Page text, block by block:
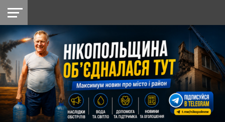
НІКОПОЛЬ
РАЙОН
СІЧЕСЛАВСЬКА
УКРАЇНА
РЕТРО
НІКОПОЛЬ
ЛАЙТ
УКРАЇНА
ДОПОМОГА
РАДІО